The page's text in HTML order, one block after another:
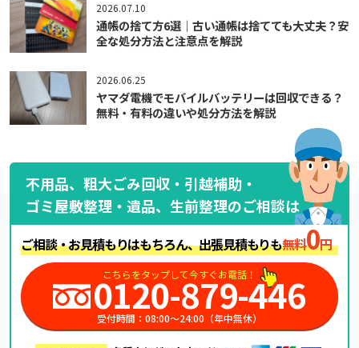
2026.07.10
通帳の捨て方6選｜古い通帳は捨てても大丈夫？安
全な処分方法と注意点を解説
2026.06.25
ヤマダ電機でモバイルバッテリーは回収できる？
無料・有料の違いや処分方法を解説
不用品、粗大ごみ回収・引越補助・
ゴミ屋敷整理・遺品、生前整理のご相談は
ご相談・お見積もりはもちろん、出張見積もりも無料0円
こちらをタップして今すぐお電話！
0120-879-446
受付時間：08:00～24:00（年中無休）